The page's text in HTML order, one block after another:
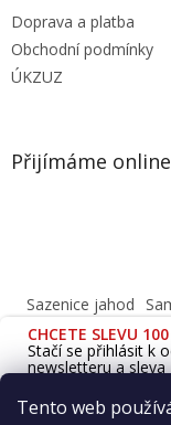
Tento web
Doprava a platba
Obchodní podmínky
ÚKZUZ
Přijímáme
Sazenice jahod
Informace o
CHCETE SLEVU
Stačí se přihlásit k
newsletteru a sleva